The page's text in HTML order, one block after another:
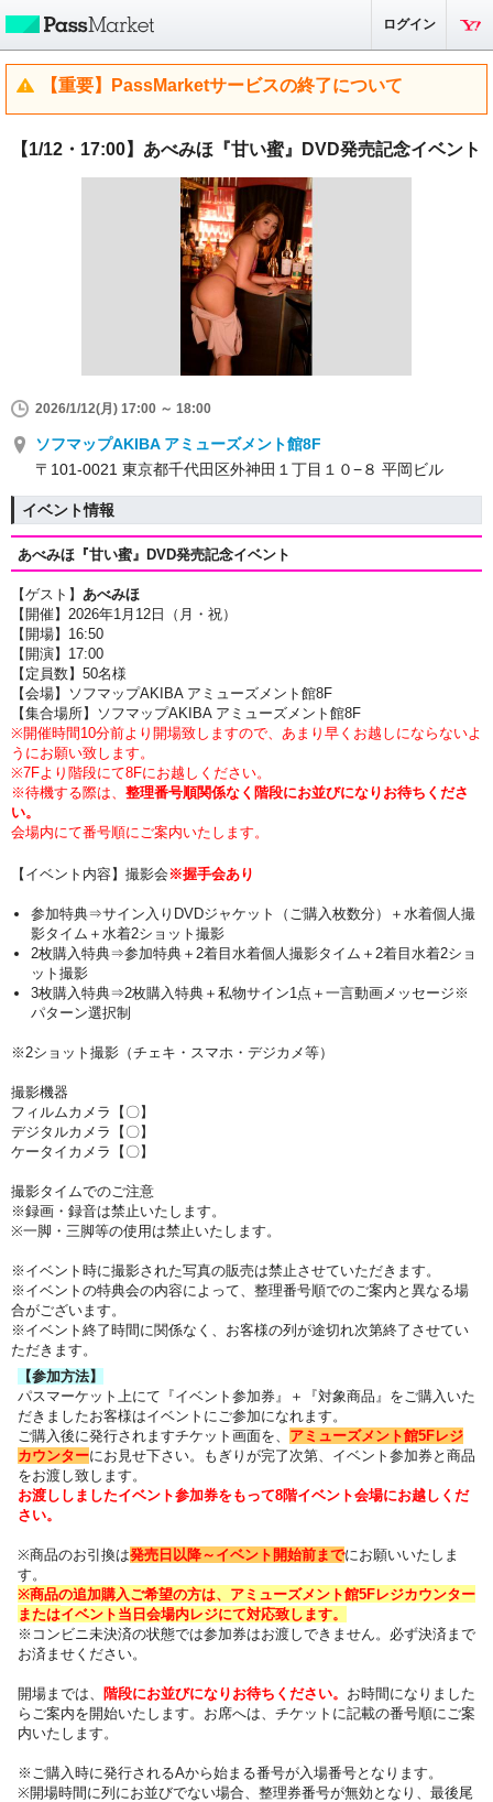
ログイン
【重要】PassMarketサービスの終了について
【1/12・17:00】あべみほ『甘い蜜』DVD発売記念イベント
2026/1/12(月) 17:00 ～ 18:00
ソフマップAKIBA アミューズメント館8F
〒101-0021 東京都千代田区外神田１丁目１０−８ 平岡ビル
イベント情報
あべみほ『甘い蜜』 DVD発売記念イベント
【ゲスト】 あべみほ
【開催】2026年1月12日（月・祝）
【開場】16:50
【開演】17:00
【定員数】50名様
【会場】ソフマップAKIBA アミューズメント館8F
【集合場所】ソフマップAKIBA アミューズメント館8F
※開催時間10分前より開場致しますので、あまり早くお越しにならないよ
うにお願い致します。
※7Fより階段にて8Fにお越しください。
※待機する際は、 整理番号順関係なく階段にお並びになりお待ちくださ
い。
会場内にて番号順にご案内いたします。
【イベント内容】撮影会 ※握手会あり
参加特典⇒サイン入りDVDジャケット（ご購入枚数分）＋ 水着個人撮
影タイム ＋水着2ショット撮影
2枚購入特典⇒参加特典 ＋2着目水着個人撮影タイム＋2着目水着2ショ
ット撮影
3枚購入特典⇒2枚購入特典＋私物サイン1点＋一言動画メッセージ※
パターン選択制
※2ショット撮影（チェキ・スマホ・デジカメ等）
撮影機器
フィルムカメラ【〇】
デジタルカメラ【〇】
ケータイカメラ【〇】
撮影タイムでのご注意
※録画・録音は禁止いたします。
※一脚・三脚等の使用は禁止いたします。
※イベント時に撮影された写真の販売は禁止させていただきます。
※イベントの特典会の内容によって、整理番号順でのご案内と異なる場
合がございます。
※イベント終了時間に関係なく、お客様の列が途切れ次第終了させてい
ただきます。
【参加方法】
パスマーケット上にて『イベント参加券』＋『対象商品』をご購入いた
だきましたお客様はイベントにご参加になれます。
ご購入後に発行されますチケット画面を、 アミューズメント館5Fレジ
カウンターにお見せ下さい。
もぎりが完了次第、イベント参加券と商品
をお渡し致します。
お渡ししましたイベント参加券をもって8階イベント会場にお越しくだ
さい。
※商品のお引換は発売日以降～ イベント開始前までにお願いいたしま
す。
※商品の追加購入ご希望の方は、 アミューズメント館5Fレジカウンター
またはイベント当日会場内レジにて対応致します。
※コンビニ未決済の状態では参加券はお渡しできません。必ず決済まで
お済ませください。
開場までは、 階段にお並びになりお待ちください。 お時間になりました
らご案内を開始いたします。お席へは、チケットに記載の番号順にご案
内いたします 。
※ご購入時に発行されるAから始まる番号が入場番号となります。
※開場時間に列にお並びでない場合、整理券番号が無効となり、最後尾